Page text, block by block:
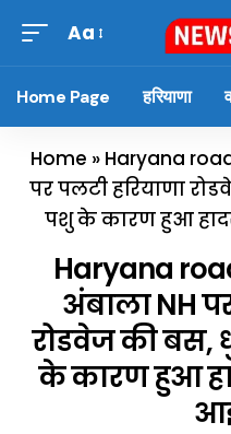
Aa
Home Page हरियाणा
Home » Haryana
पर पलटी हरियाणा
पशु के कारण हुआ
Haryana
अंबाला NH
रोडवेज की बस,
के कारण हुआ